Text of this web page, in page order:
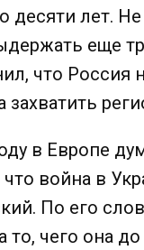
десяти лет.
еще
что Россия
в Европе
война в
По его
чего она